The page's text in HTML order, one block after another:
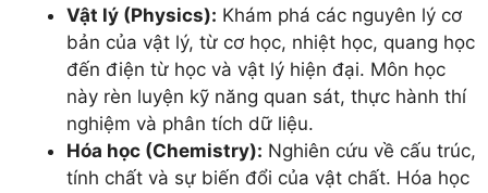
Vật lý (Physics): Khám phá các nguyên lý cơ
bản của vật lý, từ cơ học, nhiệt học, quang học
đến điện từ học và vật lý hiện đại. Môn học
này rèn luyện kỹ năng quan sát, thực hành thí
nghiệm và phân tích dữ liệu.
Hóa học (Chemistry): Nghiên cứu về cấu trúc,
tính chất và sự biến đổi của vật chất. Hóa học